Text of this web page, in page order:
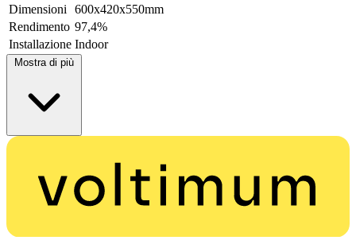
Dimensioni
600x420x550mm
Rendimento 97,4%
Installazione Indoor
Mostra di più